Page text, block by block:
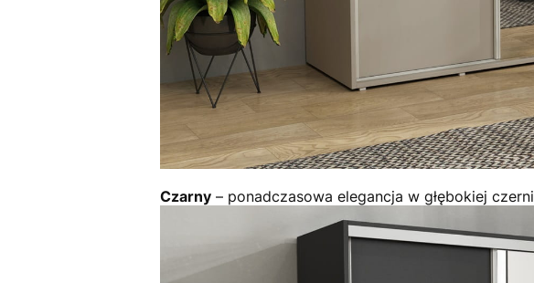
Czarny– ponadczasowa elegancja w głębokiej czerni